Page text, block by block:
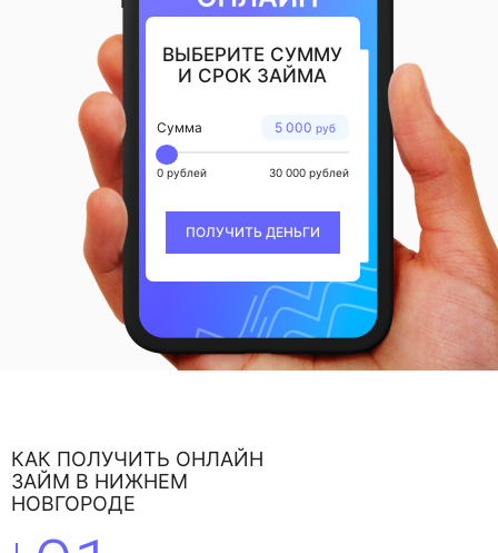
ВЫБЕРИТЕ СУММУ
И СРОК ЗАЙМА
5 000 руб
Сумма
0 рублей 30 000 рублей
ПОЛУЧИТЬ ДЕНЬГИ
КАК ПОЛУЧИТЬ ОНЛАЙН
ЗАЙМ В НИЖНЕМ
НОВГОРОДЕ